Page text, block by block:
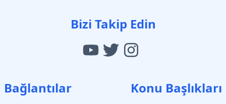
Bizi Takip Edin
Bağlantılar Konu Başlıkları